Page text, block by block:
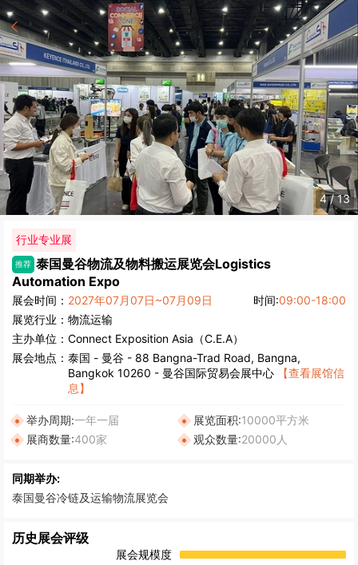
4/13
行业专业展
推荐 泰国曼谷物流及物料搬运展览会Logistics
Automation Expo
展会时间： 2027年07月07日~07月09日 时间:09:00-18:00
展览行业： 物流运输
主办单位： Connect Exposition Asia（C.E.A）
展会地点： 泰国 - 曼谷 - 88 Bangna-Trad Road, Bangna,
Bangkok 10260 - 曼谷国际贸易会展中心
【查看展馆信
息】
举办周期:一年一届 展览面积:10000平方米
展商数量:400家 观众数量:20000人
同期举办:
泰国曼谷冷链及运输物流展览会
历史展会评级
展会规模度